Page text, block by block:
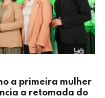
a primeira mulher
a retomada do